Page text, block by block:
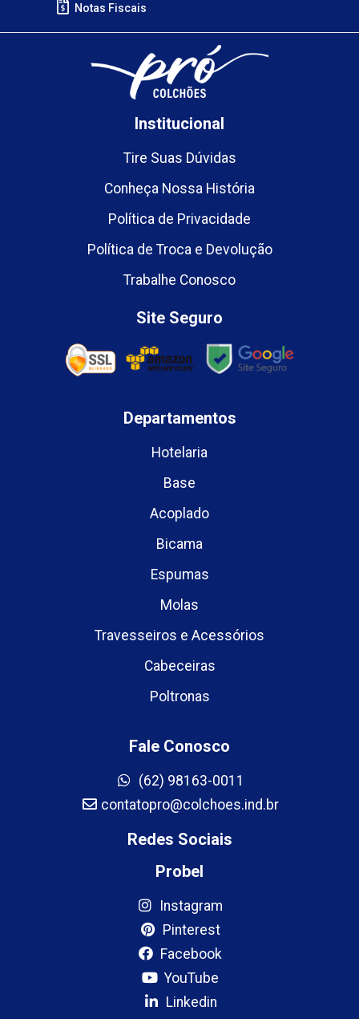
Notas Fiscais
Institucional
Tire Suas Dúvidas
Conheça Nossa História
Política de Privacidade
Política de Troca e Devolução
Trabalhe Conosco
Site Seguro
Departamentos
Hotelaria
Base
Acoplado
Bicama
Espumas
Molas
Travesseiros e Acessórios
Cabeceiras
Poltronas
Fale Conosco
(62) 98163-0011
contatopro@colchoes.ind.br
Redes Sociais
Probel
Instagram
Pinterest
Facebook
YouTube
Linkedin